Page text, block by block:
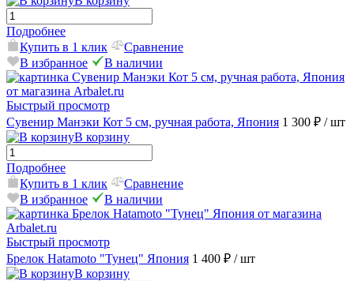
Подробнее
Купить в 1 клик
Сравнение
В избранное
В наличии
Быстрый просмотр
Сувенир Манэки Кот 5 см, ручная работа, Япония 1 300 ₽ / шт
В корзину
Подробнее
Купить в 1 клик
Сравнение
В избранное
В наличии
Быстрый просмотр
Брелок Hatamoto "Тунец" Япония 1 400 ₽ / шт
В корзину